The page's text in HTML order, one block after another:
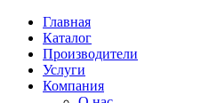
Главная
Каталог
Производители
Услуги
Компания